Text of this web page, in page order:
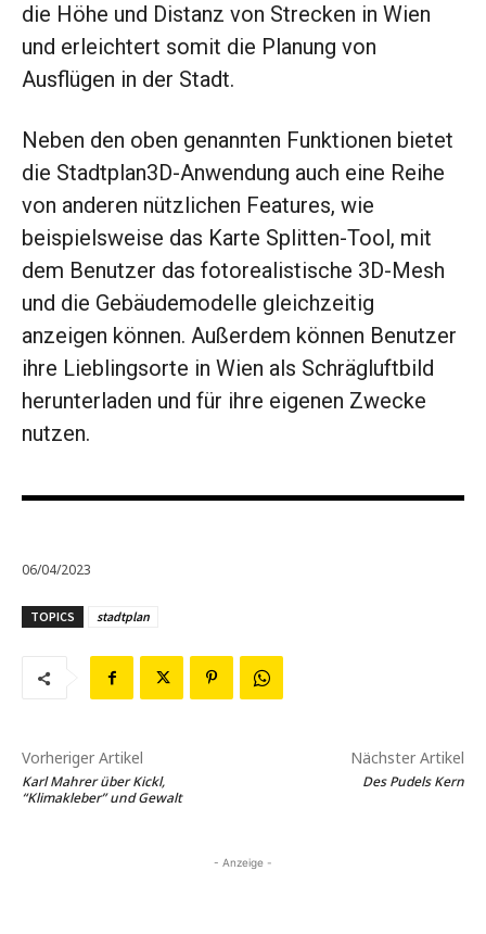
die Höhe und Distanz von Strecken in Wien
und erleichtert somit die Planung von
Ausflügen in der Stadt.
Neben den oben genannten Funktionen bietet
die Stadtplan3D-Anwendung auch eine Reihe
von anderen nützlichen Features, wie
beispielsweise das Karte Splitten-Tool, mit
dem Benutzer das fotorealistische 3D-Mesh
und die Gebäudemodelle gleichzeitig
anzeigen können. Außerdem können Benutzer
ihre Lieblingsorte in Wien als Schrägluftbild
herunterladen und für ihre eigenen Zwecke
nutzen.
06/04/2023
TOPICS stadtplan
Vorheriger Artikel
Karl Mahrer über Kickl,
“Klimakleber” und Gewalt
Nächster Artikel
Des Pudels Kern
- Anzeige -